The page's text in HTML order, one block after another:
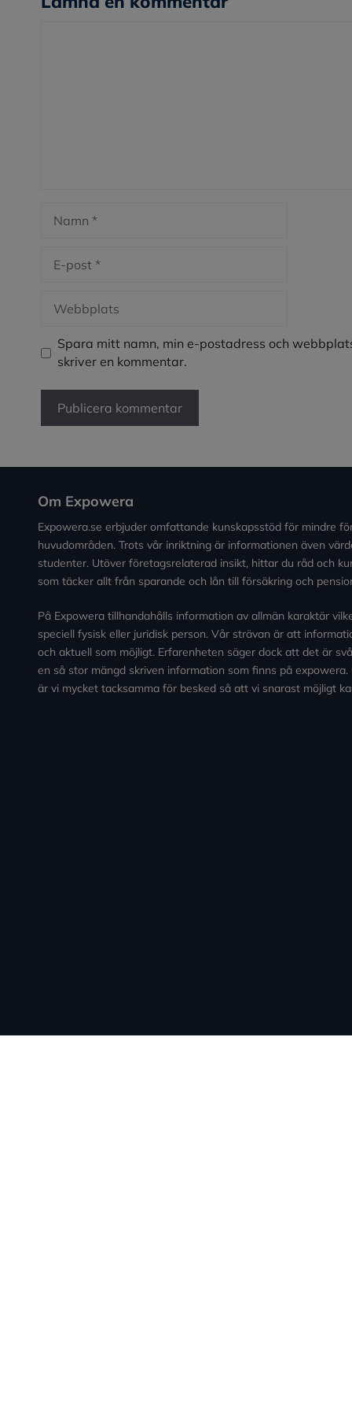
post
Spara mitt namn, min e-postadress och
skriver en kommentar.
Om Expowera
Expowera.se erbjuder omfattande kunskapsstöd för mindre
huvudområden. Trots vår inriktning är informationen även
studenter. Utöver företagsrelaterad insikt, hittar du råd och
som täcker allt från sparande och lån till försäkring och
På Expowera tillhandahålls information av allmän karaktär
speciell fysisk eller juridisk person. Vår strävan är att
och aktuell som möjligt. Erfarenheten säger dock att det är
en så stor mängd skriven information som finns på
är vi mycket tacksamma för besked så att vi snarast möjligt